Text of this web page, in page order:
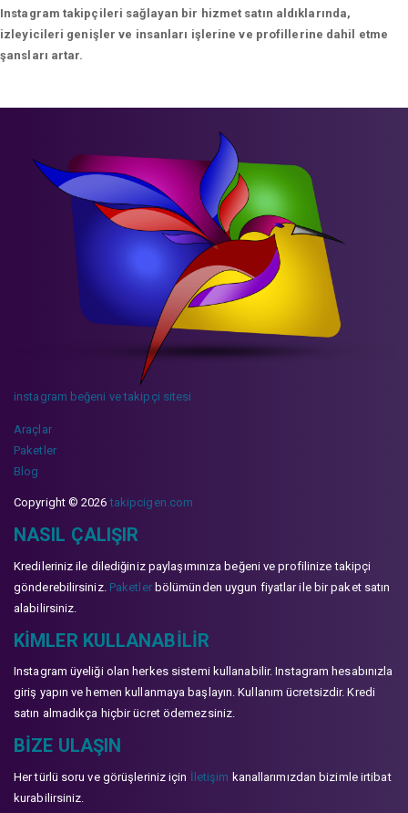
Instagram takipçileri sağlayan bir hizmet satın aldıklarında,
izleyicileri genişler ve insanları işlerine ve profillerine dahil etme
şansları artar.
instagram beğeni ve takipçi sitesi
Araçlar
Paketler
Blog
Copyright © 2026takipcigen.com
NASIL ÇALIŞIR
Kredileriniz ile dilediğiniz paylaşımınıza beğeni ve profilinize takipçi
gönderebilirsiniz. Paketlerbölümünden uygun fiyatlar ile bir paket satın
alabilirsiniz.
KIMLER KULLANABILIR
Instagram üyeliği olan herkes sistemi kullanabilir. Instagram hesabınızla
giriş yapın ve hemen kullanmaya başlayın. Kullanım ücretsizdir. Kredi
satın almadıkça hiçbir ücret ödemezsiniz.
BIZE ULAŞIN
Her türlü soru ve görüşleriniz için İletişim kanallarımızdan bizimle irtibat
kurabilirsiniz.